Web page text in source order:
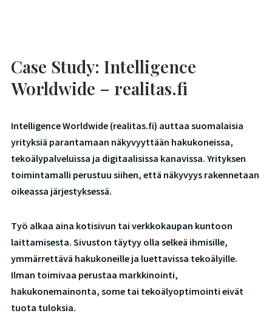
Case Study: Intelligence
Worldwide – realitas.fi
Intelligence Worldwide (realitas.fi) auttaa suomalaisia
yrityksiä parantamaan näkyvyyttään hakukoneissa,
tekoälypalveluissa ja digitaalisissa kanavissa. Yrityksen
toimintamalli perustuu siihen, että näkyvyys rakennetaan
oikeassa järjestyksessä.
Työ alkaa aina kotisivun tai verkkokaupan kuntoon
laittamisesta. Sivuston täytyy olla selkeä ihmisille,
ymmärrettävä hakukoneille ja luettavissa tekoälyille.
Ilman toimivaa perustaa markkinointi,
hakukonemainonta, some tai tekoälyoptimointi eivät
tuota tuloksia.